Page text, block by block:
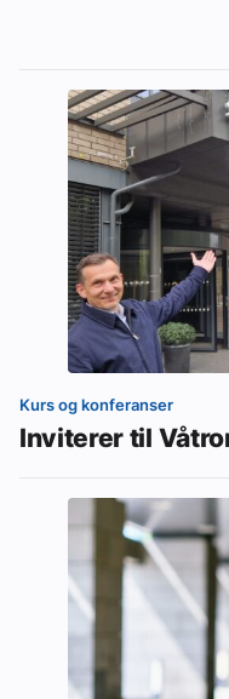
Kurs og konferanser
Inviterer til